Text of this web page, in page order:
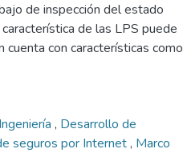
de inspección del estado
de las LPS puede
con características como
, Desarrollo de
seguros por Internet, Marco